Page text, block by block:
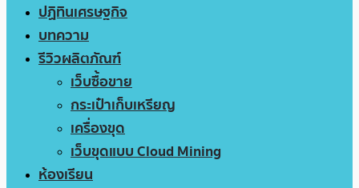
ปฏิทินเศรษฐกิจ
บทความ
รีวิวผลิตภัณฑ์
เว็บซื้อขาย
กระเป๋าเก็บเหรียญ
เครื่องขุด
เว็บขุดแบบ Cloud Mining
ห้องเรียน